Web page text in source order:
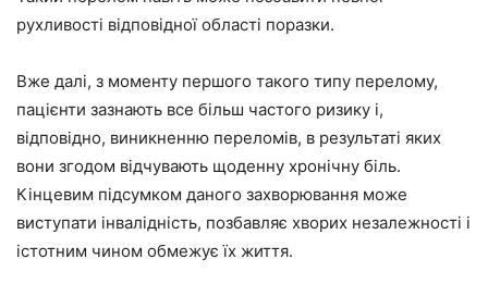
рухливості відповідної області поразки.
Вже далі, з моменту першого такого типу перелому,
пацієнти зазнають все більш частого ризику і,
відповідно, виникненню переломів, в результаті яких
вони згодом відчувають щоденну хронічну біль.
Кінцевим підсумком даного захворювання може
виступати інвалідність, позбавляє хворих незалежності і
істотним чином обмежує їх життя.